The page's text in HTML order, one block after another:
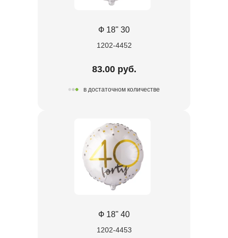
Ф 18" 30
1202-4452
83.00 руб.
в достаточном количестве
Ф 18" 40
1202-4453